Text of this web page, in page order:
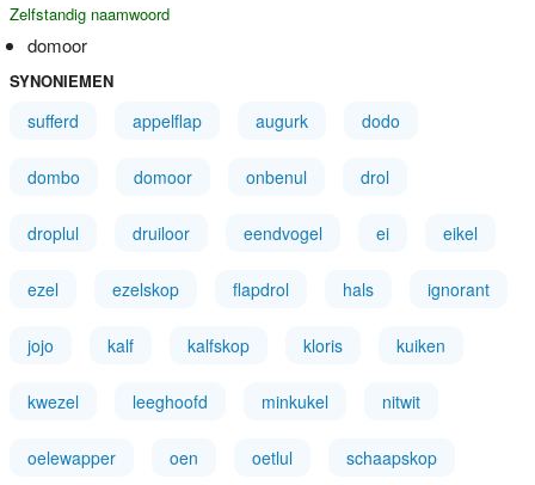
Zelfstandig naamwoord
domoor
SYNONIEMEN
sufferd appelflap augurk dodo
dombo domoor onbenul drol
droplul druiloor eendvogel ei eikel
ezel ezelskop flapdrol hals ignorant
jojo kalf kalfskop kloris kuiken
kwezel leeghoofd minkukel nitwit
oelewapper oen oetlul schaapskop